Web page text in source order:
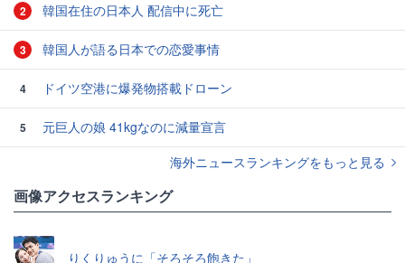
2 韓国在住の日本人 配信中に死亡
3 韓国人が語る日本での恋愛事情
4 ドイツ空港に爆発物搭載ドローン
5
元巨人の娘 41kgなのに減量宣言
海外ニュースランキングをもっと見る
画像アクセスランキング
りくりゅうに「そろそろ飽きた」